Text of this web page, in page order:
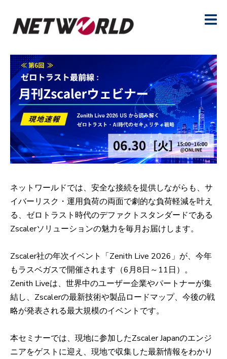
ネットワールドでは、安全な接続を提供しながらも、サ
イバーリスク・運用負荷の両面で劇的な負荷軽減を叶え
る、ゼロトラスト時代のデファクトスタンダードである
Zscalerソリューションの魅力を毎月お届けします。
Zscaler社の年次イベント「Zenith Live 2026」が、今年
もラスベガスで開催されます（6月8日～11日）。
Zenith Liveは、世界中のユーザー企業やパートナーが集
結し、Zscalerの最新技術や製品ロードマップ、今後の戦
略が発表される最大規模のイベントです。
本セミナーでは、現地に参加したZscaler Japanのエンジ
ニアをゲストに迎え、現地で収集した最新情報をわかり